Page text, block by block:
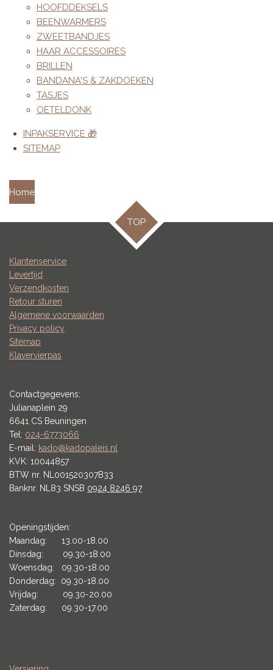
HOOFDDEKSELS
BEENWARMERS
ZWEETBANDJES
HAAR ACCESSOIRES
BRILLEN
BANDANA'S & ZAKDOEKEN
TASJES
OETELDONK
INPAKSERVICE 🎁
SITEMAP
Home
TOP
Klantenservice
Levertijd
Verzendkosten
Retour sturen
Algemene voorwaarden
Privacy policy
Sitemap
Klavervierpas
Contactgegevens:
Julianaplein 29
6641 CS Beuningen
Tel: 024-6773066
E-mail: kado@kadopaleis.nl
KVK: 10044857
BTW nr. NL001520307B33
Banknr. NL83 SNSB 0924 8246 97
Openingstijden:
Maandag: 13.00-18.00
Dinsdag: 09.30-18.00
Woensdag: 09.30-18.00
Donderdag: 09.30-18.00
Vrijdag: 09.30-20.00
Zaterdag: 09.30-17.00